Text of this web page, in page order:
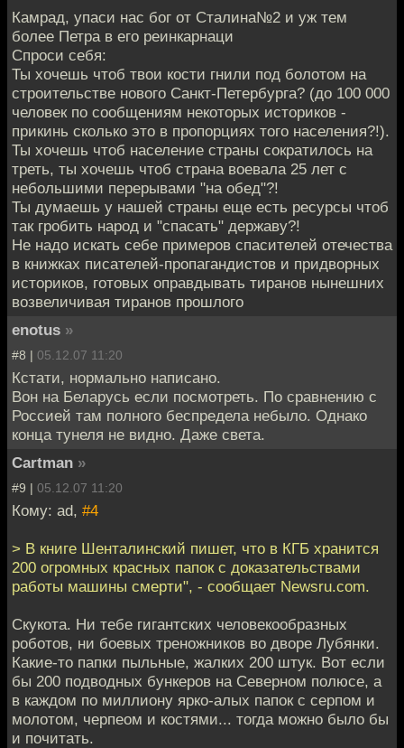
Камрад, упаси нас бог от Сталина№2 и уж тем
более Петра в его реинкарнаци
Спроси себя:
Ты хочешь чтоб твои кости гнили под болотом на
строительстве нового Санкт-Петербурга? (до 100 000
человек по сообщениям некоторых историков -
прикинь сколько это в пропорциях того населения?!).
Ты хочешь чтоб население страны сократилось на
треть, ты хочешь чтоб страна воевала 25 лет с
небольшими перерывами "на обед"?!
Ты думаешь у нашей страны еще есть ресурсы чтоб
так гробить народ и "спасать" державу?!
Не надо искать себе примеров спасителей отечества
в книжках писателей-пропагандистов и придворных
историков, готовых оправдывать тиранов нынешних
возвеличивая тиранов прошлого
enotus »
#8 | 05.12.07 11:20
Кстати, нормально написано.
Вон на Беларусь если посмотреть. По сравнению с
Россией там полного беспредела небыло. Однако
конца тунеля не видно. Даже света.
Cartman »
#9 | 05.12.07 11:20
Кому: ad, #4
> В книге Шенталинский пишет, что в КГБ хранится
200 огромных красных папок с доказательствами
работы машины смерти", - сообщает Newsru.com.
Скукота. Ни тебе гигантских человекообразных
роботов, ни боевых треножников во дворе Лубянки.
Какие-то папки пыльные, жалких 200 штук. Вот если
бы 200 подводных бункеров на Северном полюсе, а
в каждом по миллиону ярко-алых папок с серпом и
молотом, черпеом и костями... тогда можно было бы
и почитать.